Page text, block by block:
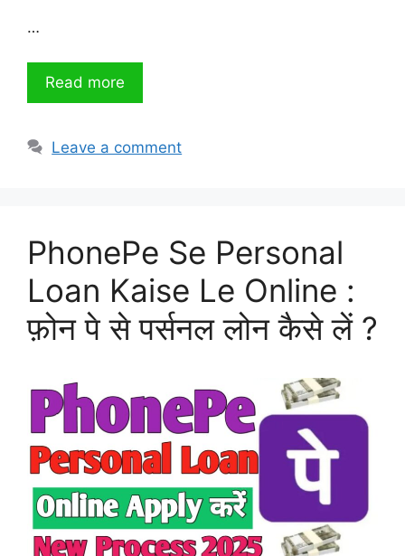
…
Read more
Leave a comment
PhonePe Se Personal
Loan Kaise Le Online :
फ़ोन पे से पर्सनल लोन कैसे लें ?